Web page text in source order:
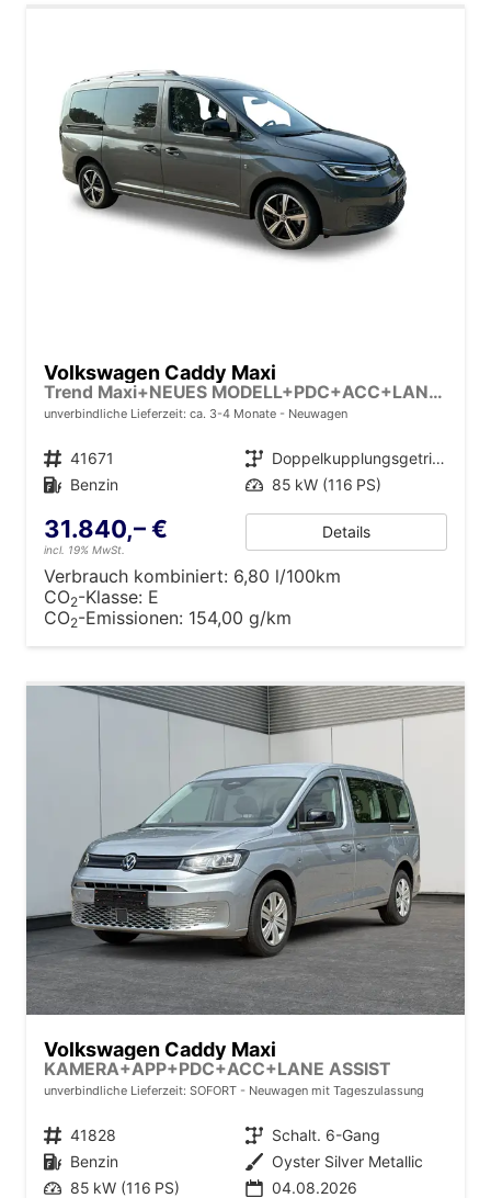
Volkswagen Caddy Maxi
Trend Maxi+NEUES MODELL+PDC+ACC+LANE ASSIST
unverbindliche Lieferzeit: ca. 3-4 Monate Neuwagen
Fahrzeugnr. 41671 Getriebe
Doppelkupplungsgetriebe (DSG)
Kraftstoff Benzin Leistung 85 kW (116 PS)
31.840,– €
incl. 19% MwSt.
Details
Verbrauch kombiniert: 6,80 l/100km
CO2-Klasse: E
CO2-Emissionen: 154,00 g/km
Volkswagen Caddy Maxi
KAMERA+APP+PDC+ACC+LANE ASSIST
unverbindliche Lieferzeit: SOFORT Neuwagen mit Tageszulassung
Fahrzeugnr. 41828 Getriebe Schalt. 6-Gang
Kraftstoff Benzin Außenfarbe Oyster Silver Metallic
Leistung 85 kW (116 PS) 04.08.2026